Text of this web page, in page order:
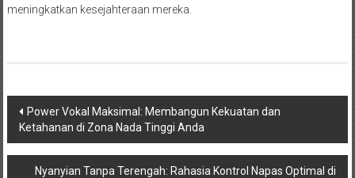
meningkatkan kesejahteraan mereka.
Navigasi
pos
Power Vokal Maksimal: Membangun Kekuatan dan
Ketahanan di Zona Nada Tinggi Anda
Nyanyian Tanpa Terengah: Rahasia Kontrol Napas Optimal di